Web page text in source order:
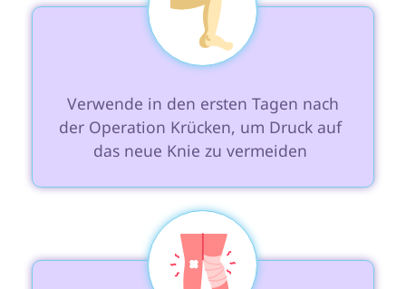
der Operation Krücken, um Druck auf
das neue Knie zu vermeiden